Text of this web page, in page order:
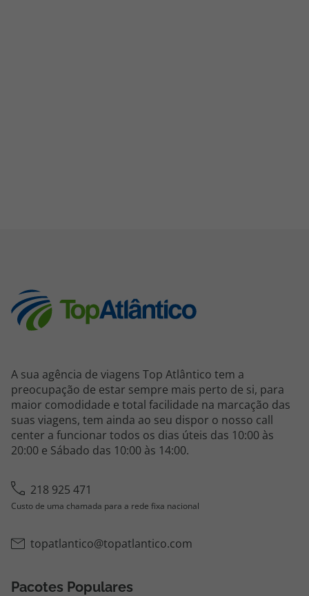
A sua agência de viagens Top Atlântico tem a
preocupação de estar sempre mais perto de si, para
maior comodidade e total facilidade na marcação das
suas viagens, tem ainda ao seu dispor o nosso call
center a funcionar todos os dias úteis das 10:00 às
20:00 e Sábado das 10:00 às 14:00.
218 925 471
Custo de uma chamada para a rede fixa nacional
topatlantico@topatlantico.com
Pacotes Populares